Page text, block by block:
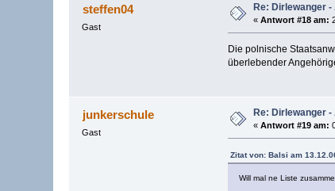
steffen04
Gast
Re: Dirlewanger
«Antwort #18 am:
Die polnische
überlebender
junkerschule
Gast
Re: Dirlewanger
«Antwort #19 am:
Zitat von: Balsi am
Will mal ne Liste